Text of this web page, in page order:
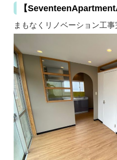
【
まもなくリノベーション工事